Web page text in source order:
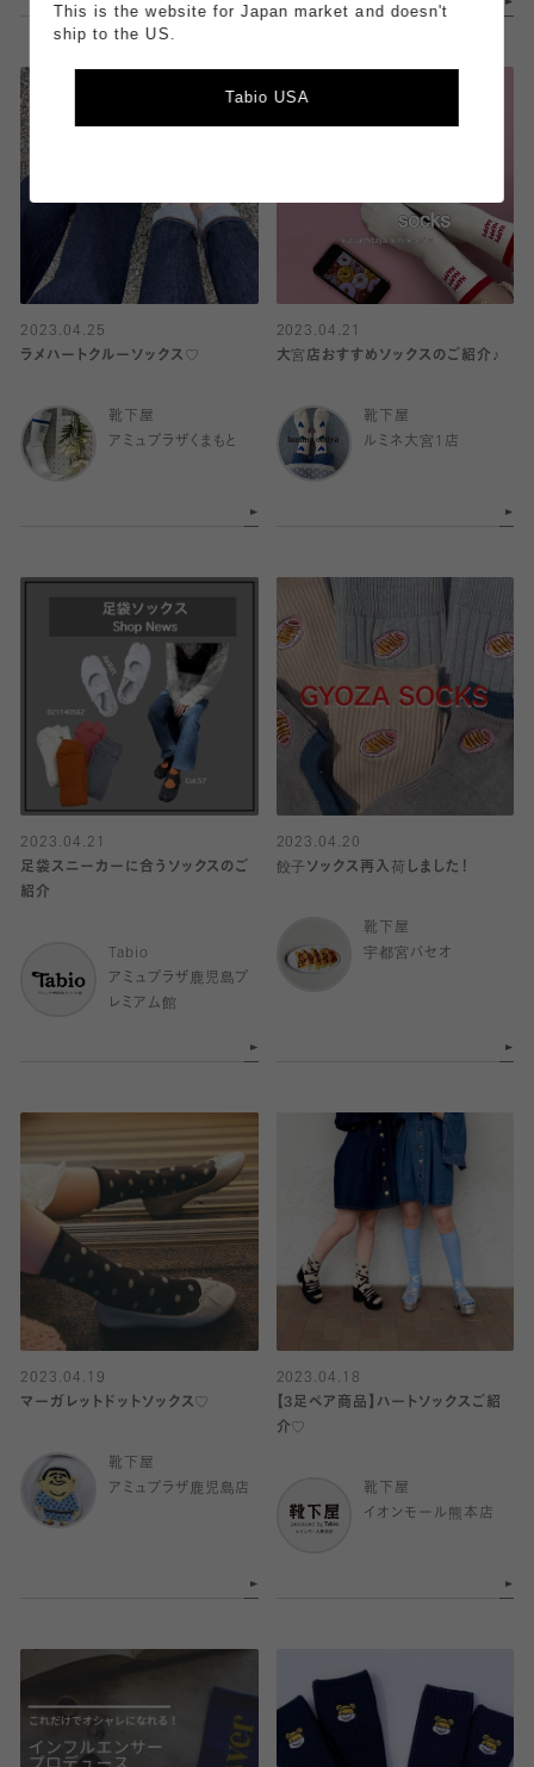
2023.04.25
ラメハートクルーソックス♡
靴下屋
アミュプラザくまもと
2023.04.21
大宮店おすすめソックスのご紹介♪
靴下屋
ルミネ大宮1店
2023.04.21
足袋スニーカーに合うソックスのご
紹介
Tabio
アミュプラザ鹿児島プ
レミアム館
2023.04.20
餃子ソックス再入荷しました！
靴下屋
宇都宮パセオ
2023.04.19
マーガレットドットソックス♡
靴下屋
アミュプラザ鹿児島店
2023.04.18
【3足ペア商品】ハートソックスご紹
介♡
靴下屋
イオンモール熊本店
This is the website for Japan market and doesn't
ship to the US.
Tabio USA